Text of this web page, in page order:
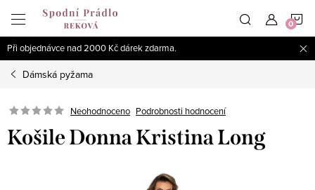
obsah
Při objednávce nad 2000 Kč dárek zdarma.
Dámská pyžama
Neohodnoceno Podrobnosti hodnocení
Košile Donna Kristina Long